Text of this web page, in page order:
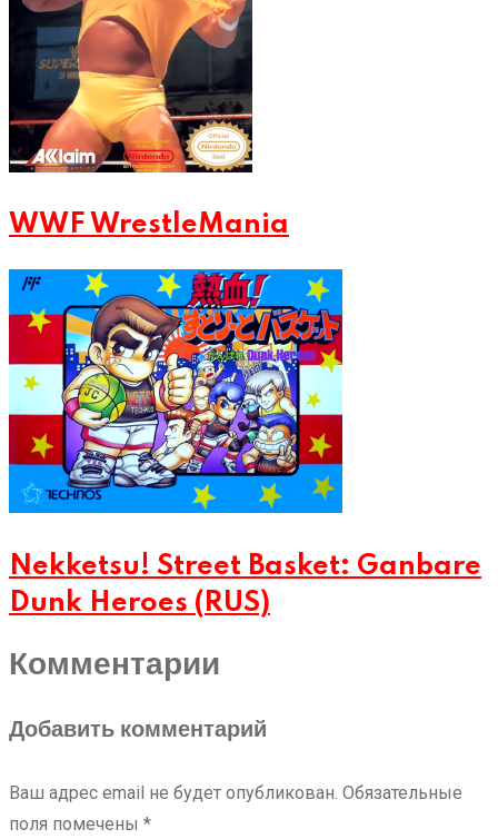
WWF WrestleMania
Nekketsu! Street Basket: Ganbare
Dunk Heroes (RUS)
Комментарии
Добавить комментарий
Ваш адрес email не будет опубликован. Обязательные
поля помечены *